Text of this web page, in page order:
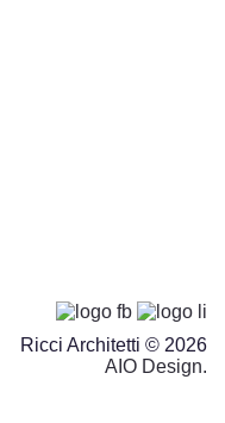
Ricci Architetti © 2026
AIO Design.